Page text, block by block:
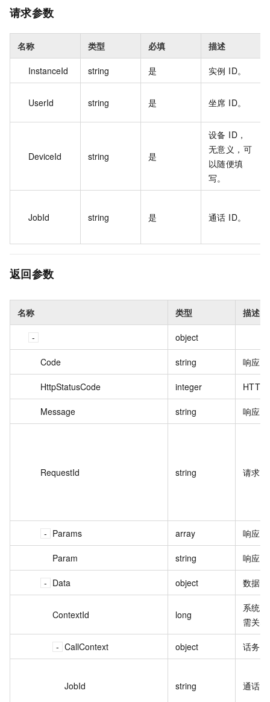
请求参数
名称 类型 必填 描述
InstanceId string 是 实例 ID。
UserId string 是 坐席 ID。
DeviceId string 是
设备 ID，
无意义，可
以随便填
写。
JobId string 是 通话 ID。
返回参数
名称 类型 描述
object
Code string 响应
HttpStatusCode integer HTTP
Message string 响应
RequestId string 请求
Params array 响应
Param string 响应
Data object 数据。
ContextId long
系统
需关
CallContext object 话务
JobId string 通话